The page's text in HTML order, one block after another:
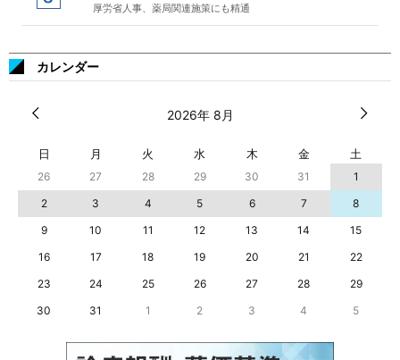
厚労省人事、薬局関連施策にも精通
カレンダー
2026年 8月
日 月 火 水 木 金 土
26 27 28 29 30 31
1
2
3 4 5 6 7
8
9
10 11 12 13 14
15
16
17 18 19 20 21
22
23
24 25 26 27 28
29
30
31 1 2 3 4 5